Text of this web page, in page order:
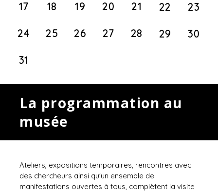
17 18 19 20 21 22 23
24 25 26 27 28 29 30
31
La programmation au
musée
Ateliers, expositions temporaires, rencontres avec
des chercheurs ainsi qu'un ensemble de
manifestations ouvertes à tous, complètent la visite